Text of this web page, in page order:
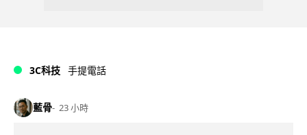
3C科技 手提電話
藍骨 23 小時